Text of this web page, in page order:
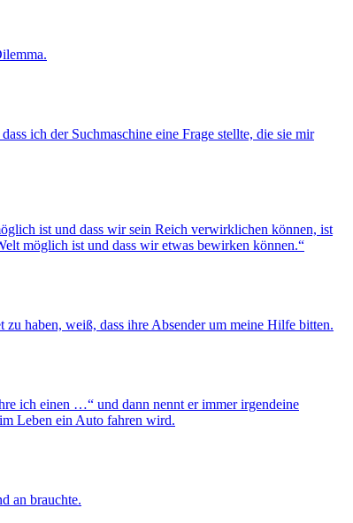
ich der Suchmaschine eine Frage stellte, die sie mir
ist und dass wir sein Reich verwirklichen können, ist
möglich ist und dass wir etwas bewirken können.“
haben, weiß, dass ihre Absender um meine Hilfe bitten.
ich einen …“ und dann nennt er immer irgendeine
Leben ein Auto fahren wird.
an brauchte.